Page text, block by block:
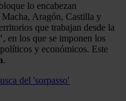
lo encabezan
Aragón, Castilla y
que trabajan desde la
, en los que se imponen los
y económicos. Este
.